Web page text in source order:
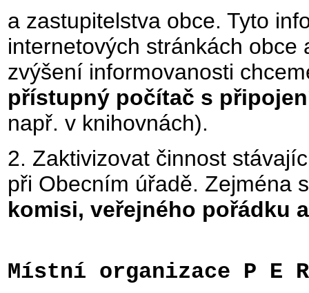
a zastupitelstva obce. Tyto
internetových stránkách
zvýšení informovanosti
přístupný počítač s
např. v knihovnách).
2. Zaktivizovat činnost
při Obecním úřadě. Zejména
komisi, veřejného pořádku
Místní organizace P E